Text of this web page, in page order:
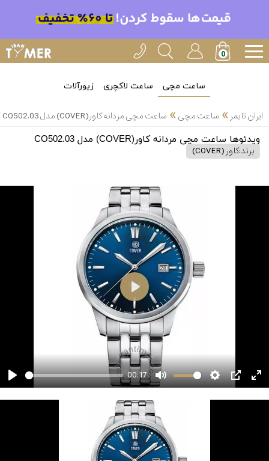
ساعت مچی ساعت لاکچری زیورآلات
ایران تایمر » ساعت مچی» ساعت مچی مردانه کاور(COVER) مدل CO502.03
ویدئوها ساعت مچی مردانه کاور(COVER) مدل CO502.03
برند:کاور (COVER)
00:17